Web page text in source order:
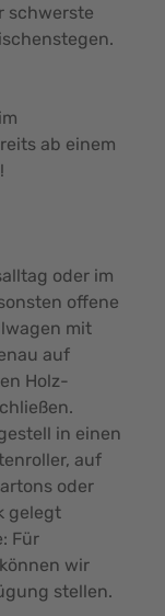
schwerste
ab einem
oder im
offene
mit
auf
Holz-
in einen
auf
oder
gelegt
Für
wir
stellen.